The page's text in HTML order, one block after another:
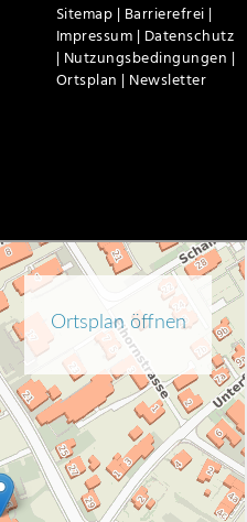
Sitemap | Barrierefrei |
Impressum | Datenschutz
| Nutzungsbedingungen |
Ortsplan | Newsletter